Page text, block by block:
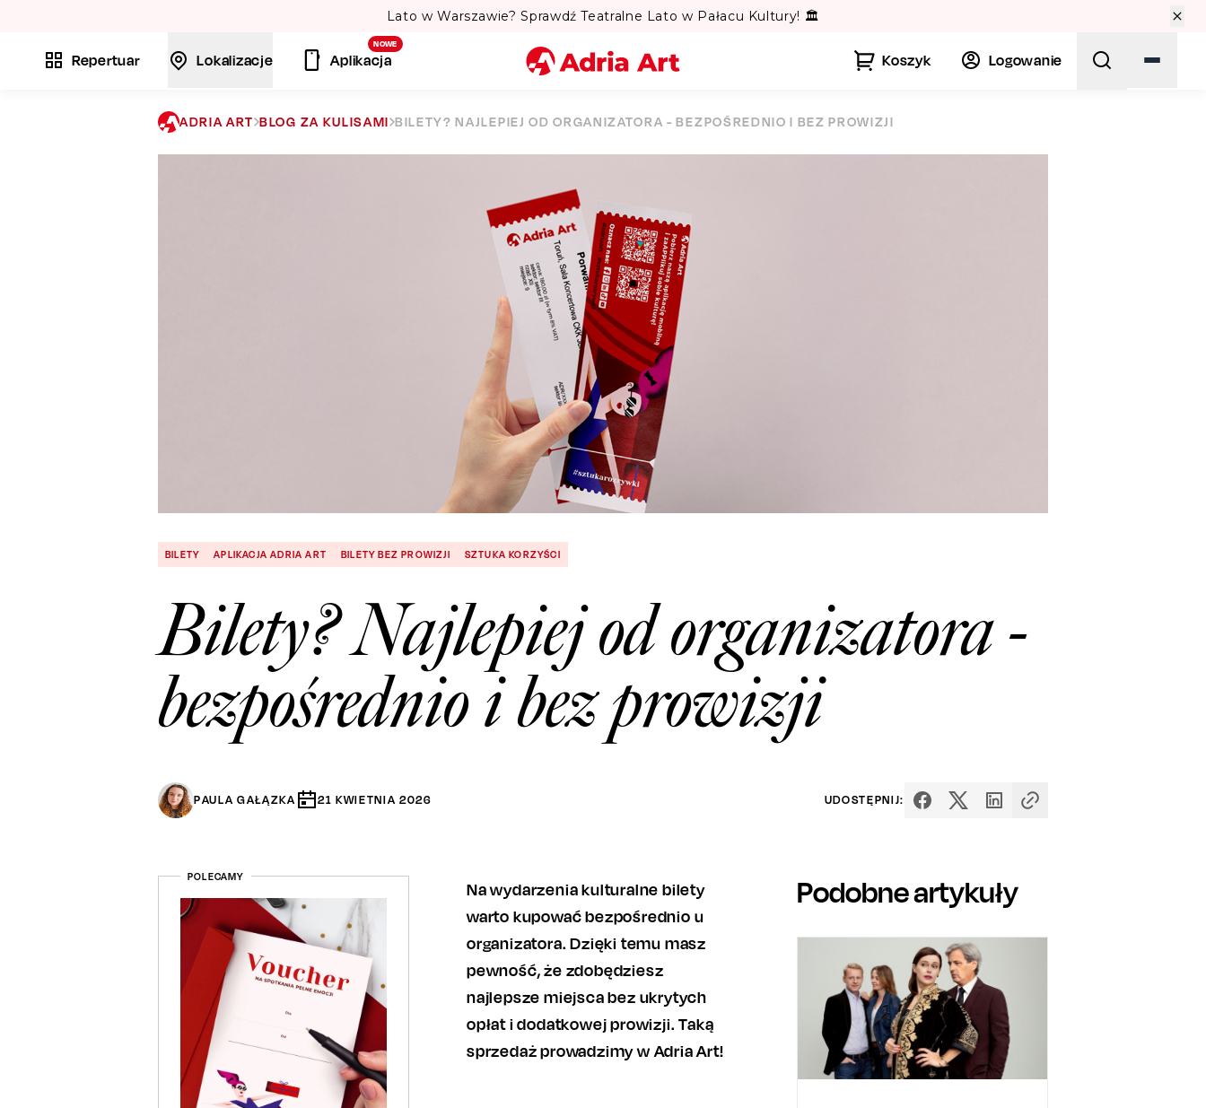
Lato w Warszawie? Sprawdź Teatralne Lato w Pałacu Kultury! 🏛️
Repertuar Lokalizacje
NOWE
Aplikacja Koszyk Logowanie
Miasto
Szukaj
ADRIA ART BLOG ZA KULISAMI BILETY? NAJLEPIEJ OD ORGANIZATORA - BEZPOŚREDNIO I BEZ PROWIZJI
BILETY APLIKACJA ADRIA ART BILETY BEZ PROWIZJI SZTUKA KORZYŚCI
Bilety? Najlepiej od organizatora -
bezpośrednio i bez prowizji
PAULA GAŁĄZKA 21 KWIETNIA 2026 UDOSTĘPNIJ:
POLECAMY
Na wydarzenia kulturalne bilety
warto kupować bezpośrednio u
organizatora. Dzięki temu masz
pewność, że zdobędziesz
najlepsze miejsca bez ukrytych
opłat i dodatkowej prowizji. Taką
sprzedaż prowadzimy w Adria Art!
Podobne artykuły